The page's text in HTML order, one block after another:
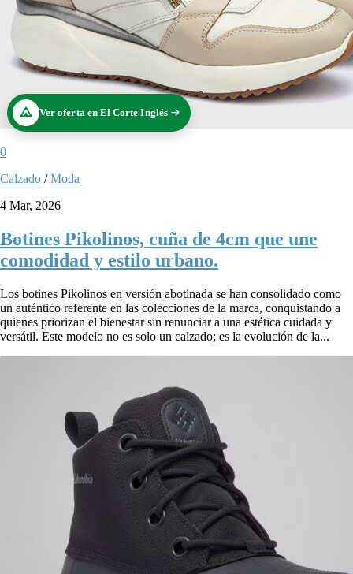
Ver oferta en El Corte Inglés
0
Calzado /Moda
4 Mar, 2026
Botines Pikolinos, cuña de 4cm que une
comodidad y estilo urbano.
Los botines Pikolinos en versión abotinada se han consolidado como
un auténtico referente en las colecciones de la marca, conquistando a
quienes priorizan el bienestar sin renunciar a una estética cuidada y
versátil. Este modelo no es solo un calzado; es la evolución de la...